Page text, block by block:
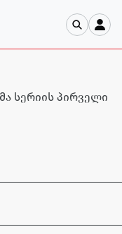
სერიის პირველი